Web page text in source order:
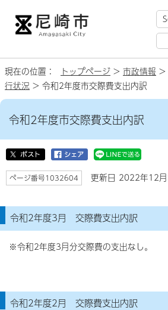
現在の位置： トップページ > 市政情報 >
行状況 > 令和2年度市交際費支出内訳
令和2年度市交際費支出内訳
ページ番号1032604 更新日 2022年12
令和2年度3月 交際費支出内訳
※令和2年度3月分交際費の支出なし。
令和2年度2月 交際費支出内訳